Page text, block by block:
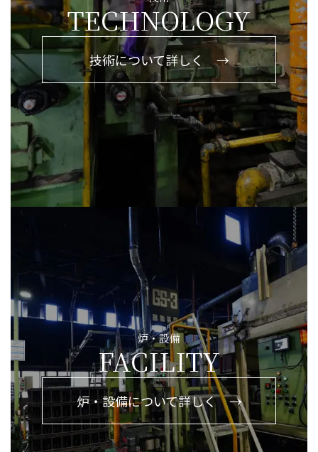
TECHNOLOGY
技術について詳しく →
炉・設備
FACILITY
炉・設備について詳しく →